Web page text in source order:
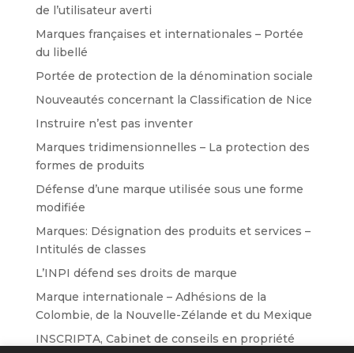
de l’utilisateur averti
Marques françaises et internationales – Portée
du libellé
Portée de protection de la dénomination sociale
Nouveautés concernant la Classification de Nice
Instruire n’est pas inventer
Marques tridimensionnelles – La protection des
formes de produits
Défense d’une marque utilisée sous une forme
modifiée
Marques: Désignation des produits et services –
Intitulés de classes
L’INPI défend ses droits de marque
Marque internationale – Adhésions de la
Colombie, de la Nouvelle-Zélande et du Mexique
INSCRIPTA, Cabinet de conseils en propriété